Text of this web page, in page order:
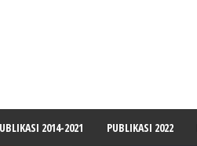
2014-2021 PUBLIKASI 2022